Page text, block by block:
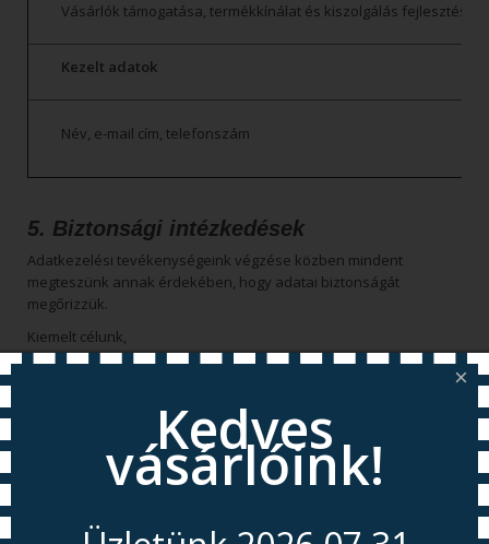
Vásárlók támogatása, termékkínálat és kiszolgálás fejlesztése
Kezelt adatok
Név, e-mail cím, telefonszám
5. Biztonsági intézkedések
Adatkezelési tevékenységeink végzése közben mindent
megteszünk annak érdekében, hogy adatai biztonságát
megőrizzük.
Kiemelt célunk,
hogy adataihoz csak olyan munkatársaink és partnereink
hogy megakadályozzuk személyes adatai jogosulatlan elérését,
jogosulatlan megváltoztatását, jogosulatlan nyilvánosságra
hozatalát vagy jogosulatlan törlését,
hogy adatait pontosan őrizzük meg, kerülve az adatvesztést,
visszaállítani,
×
Kedves
vásárlóink!